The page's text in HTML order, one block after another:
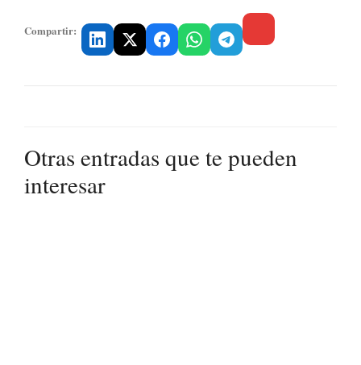
Compartir:
Otras entradas que te pueden
interesar